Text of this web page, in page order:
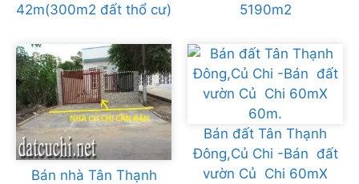
42m(300m2 đất thổ cư)
5190m2
Bán nhà Tân Thạnh
Bán đất Tân Thạnh
Đông,Củ Chi -Bán đất
vườn Củ Chi 60mX